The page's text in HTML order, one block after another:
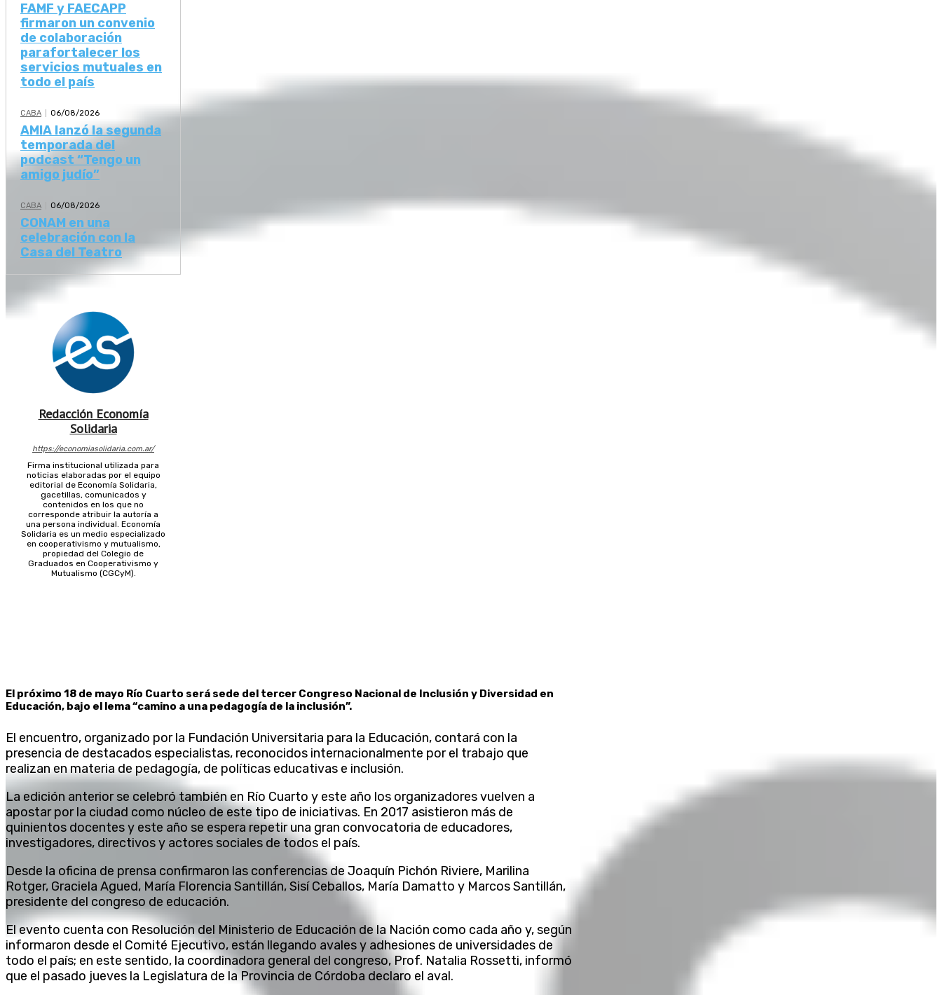
FAMF y FAECAPP
firmaron un convenio
de colaboración
parafortalecer los
servicios mutuales en
todo el país
CABA 06/08/2026
AMIA lanzó la segunda
temporada del
podcast “Tengo un
amigo judío”
CABA 06/08/2026
CONAM en una
celebración con la
Casa del Teatro
Redacción Economía
Solidaria
https://economiasolidaria.com.ar/
Firma institucional utilizada para
noticias elaboradas por el equipo
editorial de Economía Solidaria,
gacetillas, comunicados y
contenidos en los que no
corresponde atribuir la autoría a
una persona individual. Economía
Solidaria es un medio especializado
en cooperativismo y mutualismo,
propiedad del Colegio de
Graduados en Cooperativismo y
Mutualismo (CGCyM).
El próximo 18 de mayo Río Cuarto será sede del tercer Congreso Nacional de Inclusión y Diversidad en
Educación, bajo el lema “camino a una pedagogía de la inclusión”.
El encuentro, organizado por la Fundación Universitaria para la Educación, contará con la
presencia de destacados especialistas, reconocidos internacionalmente por el trabajo que
realizan en materia de pedagogía, de políticas educativas e inclusión.
La edición anterior se celebró también en Río Cuarto y este año los organizadores vuelven a
apostar por la ciudad como núcleo de este tipo de iniciativas. En 2017 asistieron más de
quinientos docentes y este año se espera repetir una gran convocatoria de educadores,
investigadores, directivos y actores sociales de todos el país.
Desde la oficina de prensa confirmaron las conferencias de Joaquín Pichón Riviere, Marilina
Rotger, Graciela Agued, María Florencia Santillán, Sisí Ceballos, María Damatto y Marcos Santillán,
presidente del congreso de educación.
El evento cuenta con Resolución del Ministerio de Educación de la Nación como cada año y, según
informaron desde el Comité Ejecutivo, están llegando avales y adhesiones de universidades de
todo el país; en este sentido, la coordinadora general del congreso, Prof. Natalia Rossetti, informó
que el pasado jueves la Legislatura de la Provincia de Córdoba declaro el aval.